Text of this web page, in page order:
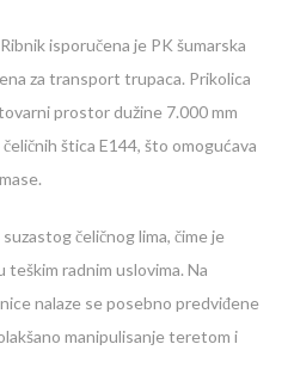
isporučena je PK šumarska
za transport trupaca. Prikolica
prostor dužine 7.000 mm
štica E144, što omogućava
čeličnog lima, čime je
radnim uslovima. Na
nalaze se posebno predviđene
manipulisanje teretom i